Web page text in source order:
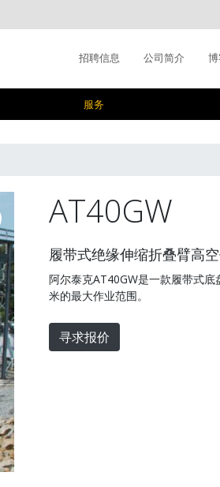
招聘信息 公司简介 博
服务
AT40GW
履带式绝缘伸缩折叠臂高
阿尔泰克AT40GW是一款履带式
米的最大作业范围。
寻求报价